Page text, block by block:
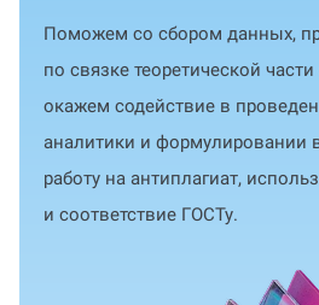
Поможем со сбором данных,
по связке теоретической
окажем содействие в
аналитики и формулировании
работу на антиплагиат,
и соответствие ГОСТу.